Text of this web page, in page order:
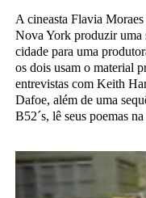
A cineasta Flavia
Nova York produzir uma
cidade para uma
os dois usam o material
entrevistas com Keith
Dafoe, além de uma
B52´s, lê seus poemas